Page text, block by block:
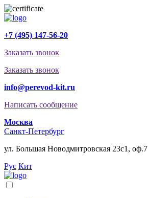
+7 (495) 147-56-20
Заказать звонок
Заказать звонок
info@perevod-kit.ru
Написать сообщение
Москва
Санкт-Петербург
ул. Большая Новодмитровская 23с1, оф.7
Рус Кит